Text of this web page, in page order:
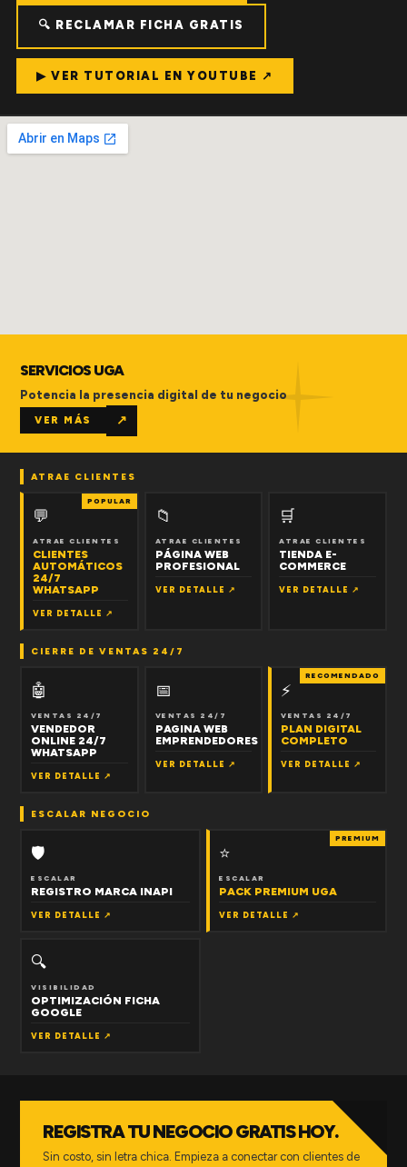
🔍 RECLAMAR FICHA GRATIS
▶ VER TUTORIAL EN YOUTUBE ↗
SERVICIOS UGA
Potencia la presencia digital de tu negocio
VER MÁS ↗
ATRAE CLIENTES
POPULAR
💬
ATRAE CLIENTES
CLIENTES
AUTOMÁTICOS
24/7
WHATSAPP
VER DETALLE ↗
📁
ATRAE CLIENTES
PÁGINA WEB
PROFESIONAL
VER DETALLE ↗
🛒
ATRAE CLIENTES
TIENDA E-
COMMERCE
VER DETALLE ↗
CIERRE DE VENTAS 24/7
🤖
VENTAS 24/7
VENDEDOR
ONLINE 24/7
WHATSAPP
VER DETALLE ↗
📅
VENTAS 24/7
PAGINA WEB
EMPRENDEDORES
VER DETALLE ↗
RECOMENDADO
⚡
VENTAS 24/7
PLAN DIGITAL
COMPLETO
VER DETALLE ↗
ESCALAR NEGOCIO
🛡
ESCALAR
REGISTRO MARCA INAPI
VER DETALLE ↗
PREMIUM
⭐
ESCALAR
PACK PREMIUM UGA
VER DETALLE ↗
🔍
VISIBILIDAD
OPTIMIZACIÓN FICHA
GOOGLE
VER DETALLE ↗
REGISTRA TU NEGOCIO GRATIS HOY.
Sin costo, sin letra chica. Empieza a conectar con clientes de